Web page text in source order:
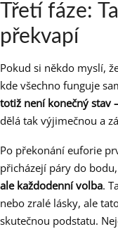
Třetí fáze:
překvapí
Pokud si někdo myslí,
kde všechno funguje
totiž není konečný stav
dělá tak výjimečnou a
Po překonání euforie
přicházejí páry do
ale každodenní volba.
nebo zralé lásky, ale
skutečnou podstatu.